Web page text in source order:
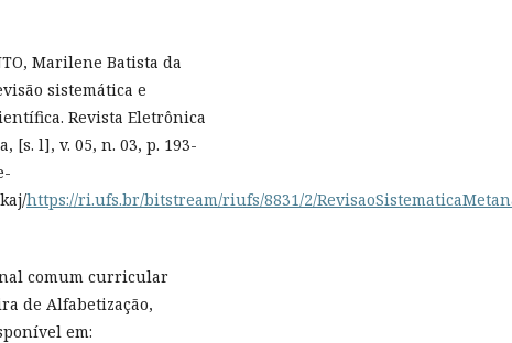
Marilene Batista da
sistemática e
Revista Eletrônica
[s. l], v. 05, n. 03, p. 193-
https://ri.ufs.br/bitstream/riufs/8831/2/
comum curricular
de Alfabetização,
em: